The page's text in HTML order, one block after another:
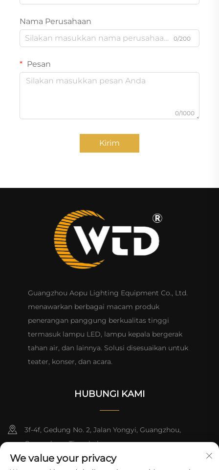
Nama Perusahaan
0/200
Pesan
0/1000
Kirim
Guangzhou Aopu Lighting Equipment Co., Ltd.
menawarkan berbagai macam produk
penerangan panggung berkualitas tinggi
termasuk lampu LED, lampu kepala bergerak
tahan air, dan lainnya. Solusi disesuaikan untuk
teater, konser, dan acara.
HUBUNGI KAMI
3f-4f, Gedung No. 2, Jalan Yongyi, Guangzhou,
Guangdong, Tiongkok
+86-13824494018
We value your privacy